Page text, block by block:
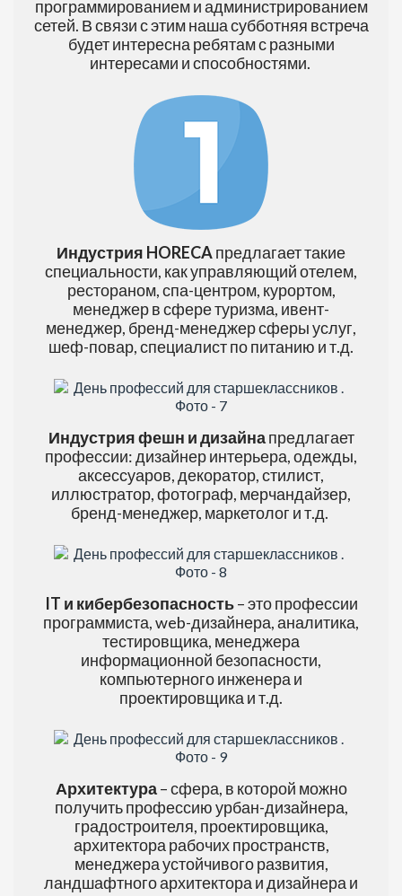
программированием и администрированием
сетей. В связи с этим наша субботняя встреча
будет интересна ребятам с разными
интересами и способностями.
Индустрия HORECAпредлагает такие
специальности, как управляющий отелем,
рестораном, спа-центром, курортом,
менеджер в сфере туризма, ивент-
менеджер, бренд-менеджер сферы услуг,
шеф-повар, специалист по питанию и т.д.
Индустрия фешн и дизайнапредлагает
профессии: дизайнер интерьера, одежды,
аксессуаров, декоратор, стилист,
иллюстратор, фотограф, мерчандайзер,
бренд-менеджер, маркетолог и т.д.
IT и кибербезопасность– это профессии
программиста, web-дизайнера, аналитика,
тестировщика, менеджера
информационной безопасности,
компьютерного инженера и
проектировщика и т.д.
Архитектура– сфера, в которой можно
получить профессию урбан-дизайнера,
градостроителя, проектировщика,
архитектора рабочих пространств,
менеджера устойчивого развития,
ландшафтного архитектора и дизайнера и